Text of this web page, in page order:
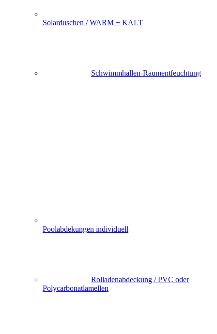
Solarduschen / WARM + KALT
Schwimmhallen-Raumentfeuchtung
Poolabdekungen individuell
Rolladenabdeckung / PVC oder
Polycarbonatlamellen